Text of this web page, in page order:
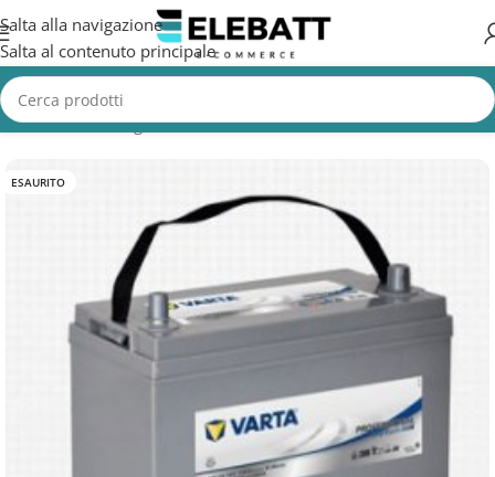
Salta alla navigazione
Salta al contenuto principale
Home/Non Categorizzata
ESAURITO